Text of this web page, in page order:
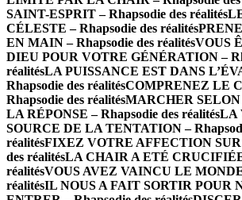
SAINT-ESPRIT – Rhapsodie des réalités
CÉLESTE – Rhapsodie des réalités
EN MAIN – Rhapsodie des réalitésVOUS
DIEU POUR VOTRE GÉNÉRATION –
réalitésLA PUISSANCE EST DANS
Rhapsodie des réalitésCOMPRENEZ LE
Rhapsodie des réalitésMARCHER SELON
LA RÉPONSE – Rhapsodie des réalitésLA
SOURCE DE LA TENTATION –
réalitésFIXEZ VOTRE AFFECTION SUR
des réalitésLA CHAIR A ETÉ CRUCIFIÉE
réalitésVOUS AVEZ VAINCU LE MONDE
réalitésIL NOUS A FAIT SORTIR POUR